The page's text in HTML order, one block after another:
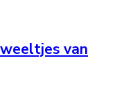
van